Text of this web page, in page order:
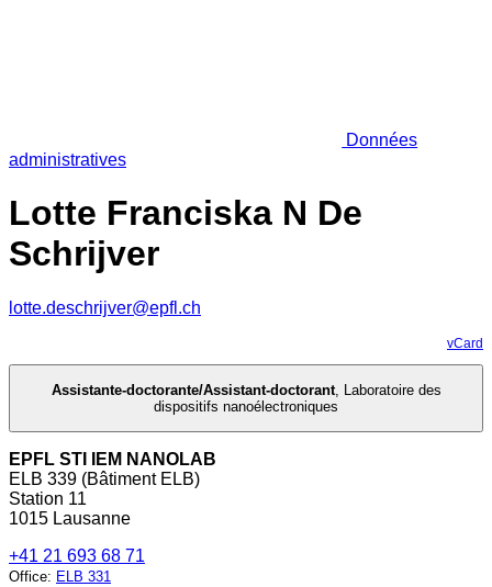
Données
administratives
Lotte Franciska N De
Schrijver
lotte.deschrijver@epfl.ch
vCard
Assistante-doctorante/Assistant-doctorant, Laboratoire des
dispositifs nanoélectroniques
EPFL STI IEM NANOLAB
ELB 339 (Bâtiment ELB)
Station 11
1015 Lausanne
+41 21 693 68 71
Office: ELB 331